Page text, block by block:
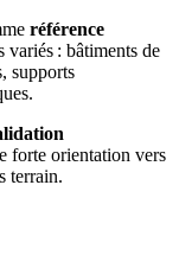
référence
variés : bâtiments de
supports
forte orientation vers
terrain.